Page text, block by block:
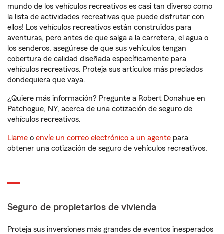
mundo de los vehículos recreativos es casi tan diverso como
la lista de actividades recreativas que puede disfrutar con
ellos! Los vehículos recreativos están construidos para
aventuras, pero antes de que salga a la carretera, el agua o
los senderos, asegúrese de que sus vehículos tengan
cobertura de calidad diseñada específicamente para
vehículos recreativos. Proteja sus artículos más preciados
dondequiera que vaya.
¿Quiere más información? Pregunte a Robert Donahue en
Patchogue, NY, acerca de una cotización de seguro de
vehículos recreativos.
Llame o envíe un correo electrónico a un agente para
obtener una cotización de seguro de vehículos recreativos.
Seguro de propietarios de vivienda
Proteja sus inversiones más grandes de eventos inesperados